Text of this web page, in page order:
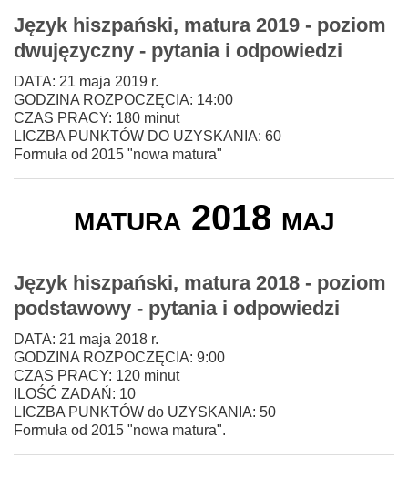
Język hiszpański, matura 2019 - poziom
dwujęzyczny - pytania i odpowiedzi
DATA: 21 maja 2019 r.
GODZINA ROZPOCZĘCIA: 14:00
CZAS PRACY: 180 minut
LICZBA PUNKTÓW DO UZYSKANIA: 60
Formuła od 2015 "nowa matura"
matura 2018 maj
Język hiszpański, matura 2018 - poziom
podstawowy - pytania i odpowiedzi
DATA: 21 maja 2018 r.
GODZINA ROZPOCZĘCIA: 9:00
CZAS PRACY: 120 minut
ILOŚĆ ZADAŃ: 10
LICZBA PUNKTÓW do UZYSKANIA: 50
Formuła od 2015 "nowa matura".